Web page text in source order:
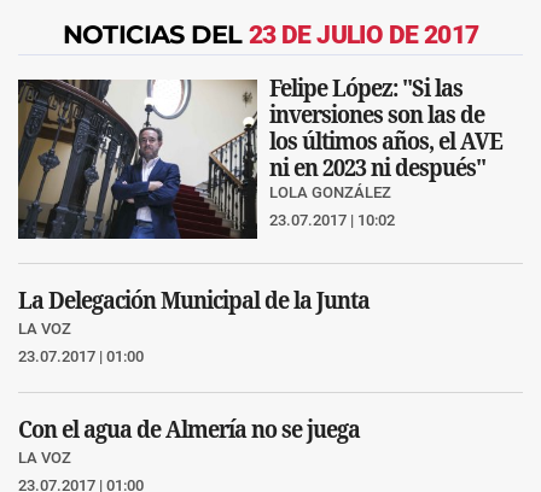
NOTICIAS DEL 23 DE JULIO DE 2017
Felipe López: "Si las
inversiones son las de
los últimos años, el AVE
ni en 2023 ni después"
LOLA GONZÁLEZ
23.07.2017 | 10:02
La Delegación Municipal de la Junta
LA VOZ
23.07.2017 | 01:00
Con el agua de Almería no se juega
LA VOZ
23.07.2017 | 01:00